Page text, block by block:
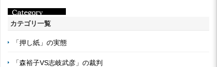
カテゴリ一覧
「押し紙」の実態
「森裕子VS志岐武彦」の裁判